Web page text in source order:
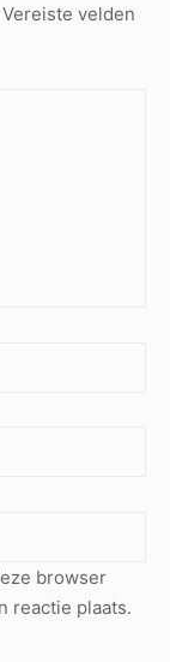
Vereiste velden
browser
reactie plaats.